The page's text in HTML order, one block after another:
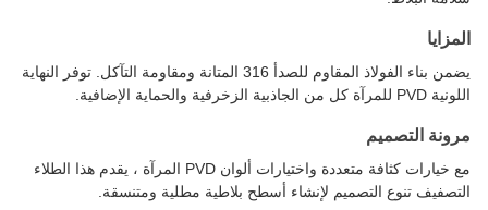
المزايا
يضمن بناء الفولاذ المقاوم للصدأ 316 المتانة ومقاومة التآكل. توفر النهاية
اللونية PVD للمرآة كل من الجاذبية الزخرفية والحماية الإضافية.
مرونة التصميم
مع خيارات كثافة متعددة واختيارات ألوان PVD المرآة ، يقدم هذا الطلاء
التصفيف تنوع التصميم لإنشاء أسطح بلاطية مطلية ومتنسقة.